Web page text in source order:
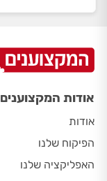
אודות המקצוענים
אודות
הפיקוח שלנו
האפליקציה שלנו